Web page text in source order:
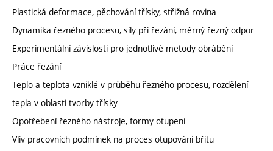
Plastická deformace, pěchování třísky, střižná rovina
Dynamika řezného procesu, síly při řezání, měrný řezný odpor
Experimentální závislosti pro jednotlivé metody obrábění
Práce řezání
Teplo a teplota vzniklé v průběhu řezného procesu, rozdělení
tepla v oblasti tvorby třísky
Opotřebení řezného nástroje, formy otupení
Vliv pracovních podmínek na proces otupování břitu